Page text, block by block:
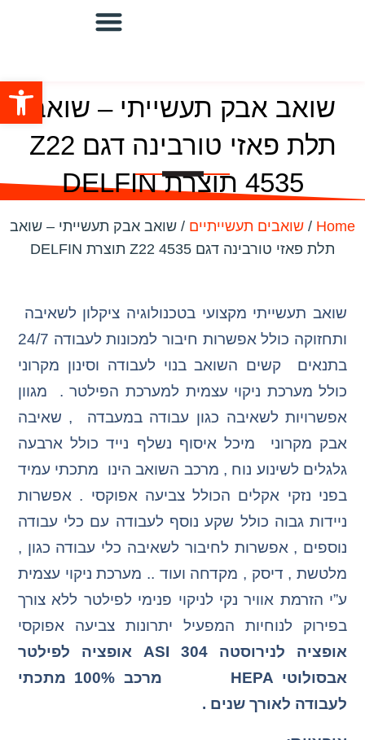
שואב אבק תעשייתי – שואב
תלת פאזי טורבינה דגם Z22
4535 תוצרת DELFIN
Home
/ שואבים תעשייתיים / שואב אבק תעשייתי – שואב
תלת פאזי טורבינה דגם Z22 4535 תוצרת DELFIN
שואב תעשייתי מקצועי בטכנולוגיה ציקלון לשאיבה
ותחזוקה כולל אפשרות חיבור למכונות לעבודה 24/7
בתנאים קשים השואב בנוי לעבודה וסינון מקרוני
כולל מערכת ניקוי עצמית למערכת הפילטר . מגוון
אפשרויות לשאיבה כגון עבודה במעבדה , שאיבה
אבק מקרוני מיכל איסוף נשלף נייד כולל ארבעה
גלגלים לשינוע נוח , מרכב השואב הינו מתכתי עמיד
בפני נזקי אקלים הכולל צביעה אפוקסי . אפשרות
ניידות גבוה כולל שקע נוסף לעבודה עם כלי עבודה
נוספים , אפשרות לחיבור לשאיבה כלי עבודה כגון ,
מלטשת , דיסק , מקדחה ועוד .. מערכת ניקוי עצמית
ע”י הזרמת אוויר נקי לניקוי פנימי לפילטר ללא צורך
בפירוק לנוחיות המפעיל יתרונות צביעה אפוקסי
אופציה לנירוסטה 304 ASI אופציה לפילטר
אבסולוטי HEPA
מרכב 100%
מתכתי
לעבודה לאורך שנים .
פתח